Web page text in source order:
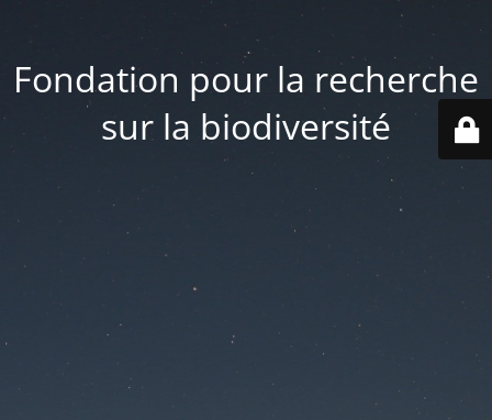
Fondation pour la recherche
sur la biodiversité